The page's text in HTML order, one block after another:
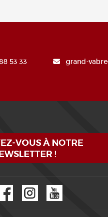
53 33 grand-
VOUS À NOTRE
!